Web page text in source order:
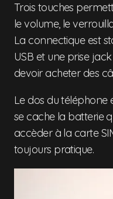
Trois touches
le volume, le
La connectique est
USB et une prise
devoir acheter des
Le dos du téléphone
se cache la batterie
accèder à la carte
toujours pratique.